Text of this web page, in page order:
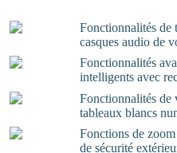
Fonctionnalités de
casques audio de
Fonctionnalités
intelligents avec
Fonctionnalités de
tableaux blancs
Fonctions de
de sécurité